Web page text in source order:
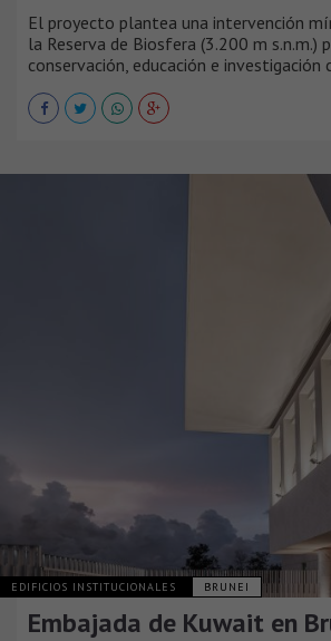
El proyecto plantea una intervención
la Reserva de Biosfera (3.200 m s.n.m.)
conservación, educación e investigación
EDIFICIOS INSTITUCIONALES BRUNEI
Embajada de Kuwait en